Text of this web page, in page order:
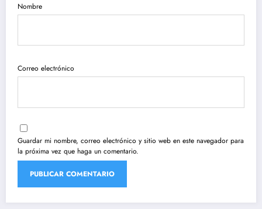
Nombre
Correo electrónico
Guardar mi nombre, correo electrónico y sitio web en este navegador para
la próxima vez que haga un comentario.